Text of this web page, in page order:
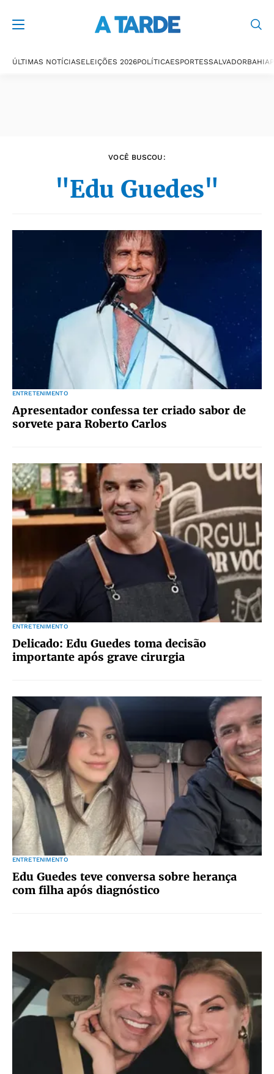
ÚLTIMAS NOTÍCIASELEIÇÕES 2026POLÍTICAESPORTESSALVADORBAHIA
VOCÊ BUSCOU:
"Edu Guedes"
ENTRETENIMENTO
Apresentador confessa ter criado sabor de
sorvete para Roberto Carlos
ENTRETENIMENTO
Delicado: Edu Guedes toma decisão
importante após grave cirurgia
ENTRETENIMENTO
Edu Guedes teve conversa sobre herança
com filha após diagnóstico